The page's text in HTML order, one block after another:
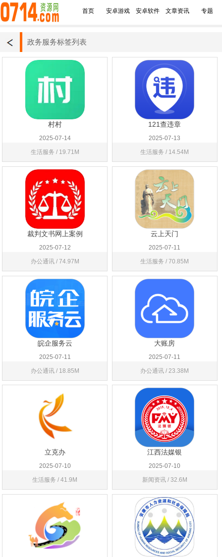
首页 安卓游戏 安卓软件 文章资讯 专题
政务服务标签列表
村村
2025-07-14
生活服务 / 19.71M
121查违章
2025-07-13
生活服务 / 14.54M
裁判文书网上案例
2025-07-12
办公通讯 / 74.97M
云上天门
2025-07-11
生活服务 / 70.85M
皖企服务云
2025-07-11
办公通讯 / 18.85M
大账房
2025-07-11
办公通讯 / 23.38M
立克办
2025-07-10
生活服务 / 41.9M
江西法媒银
2025-07-10
新闻资讯 / 32.6M